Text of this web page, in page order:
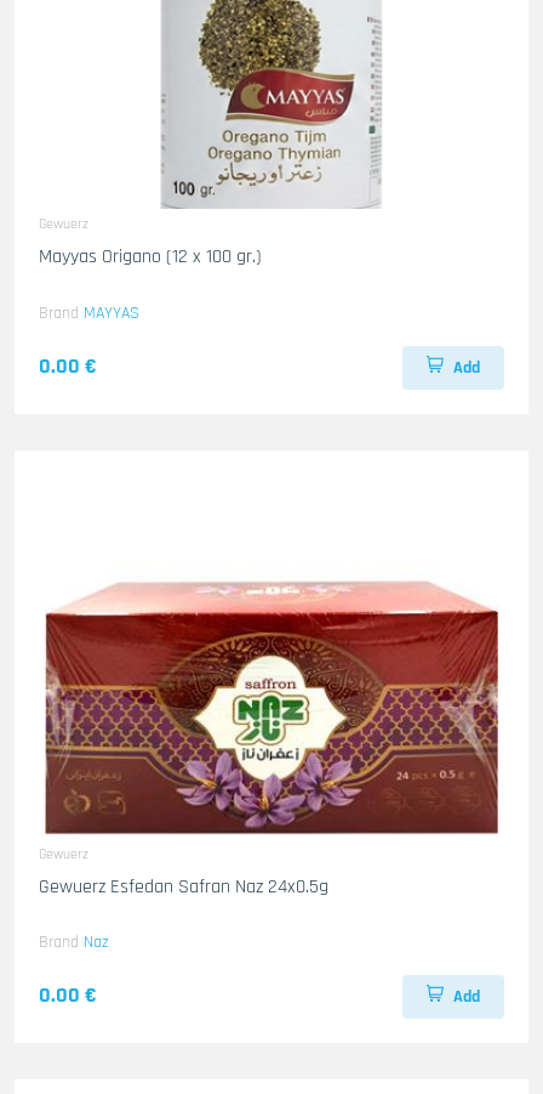
Gewuerz
Mayyas Origano (12 x 100 gr.)
Brand MAYYAS
0.00 € Add
Gewuerz
Gewuerz Esfedan Safran Naz 24x0.5g
Brand Naz
0.00 € Add